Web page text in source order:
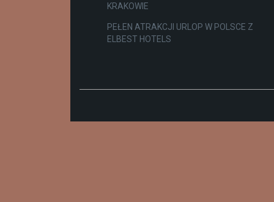
KRAKOWIE
PEŁEN ATRAKCJI URLOP W POLSCE Z
ELBEST HOTELS